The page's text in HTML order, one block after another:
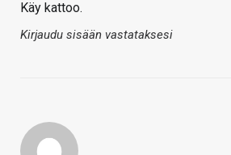
Käy kattoo.
Kirjaudu sisään vastataksesi